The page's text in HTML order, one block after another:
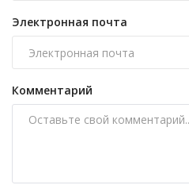
Электронная почта
Комментарий